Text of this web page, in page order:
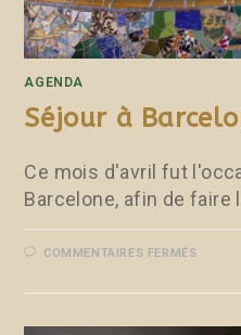
AGENDA
Séjour à
Ce mois d'avril fut
Barcelone, afin de faire
COMMENTAIRES FERMÉS